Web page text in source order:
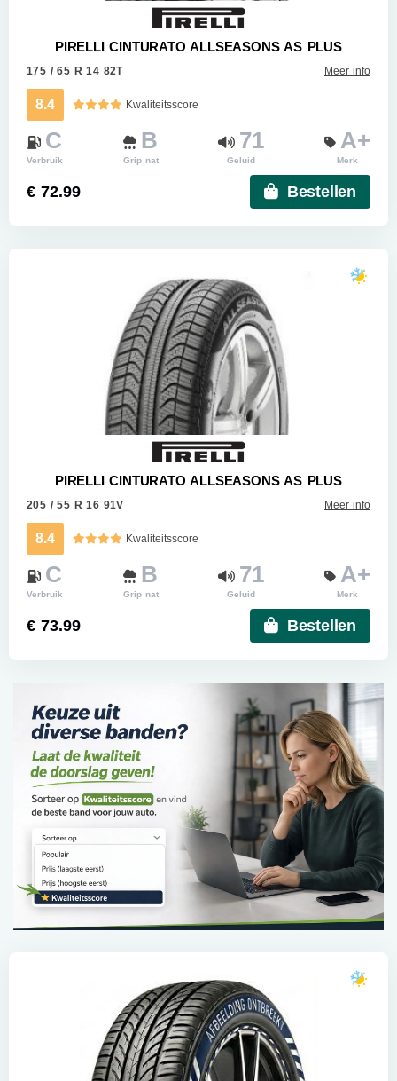
PIRELLI CINTURATO ALLSEASONS AS PLUS
175 / 65 R 14 82T Meer info
8.4 Kwaliteitsscore
C
Verbruik
B
Grip nat
71
Geluid
A+
Merk
€ 72.99 Bestellen
PIRELLI CINTURATO ALLSEASONS AS PLUS
205 / 55 R 16 91V Meer info
8.4 Kwaliteitsscore
C
Verbruik
B
Grip nat
71
Geluid
A+
Merk
€ 73.99 Bestellen